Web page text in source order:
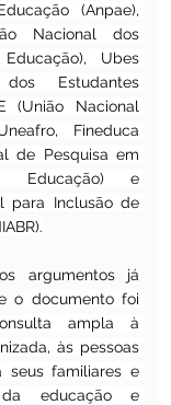
(Anpae),
Nacional dos
Ubes
Estudantes
(União Nacional
Fineduca
de Pesquisa em
Educação) e
para Inclusão de
argumentos já
o documento foi
ampla à
às pessoas
seus familiares e
da educação e